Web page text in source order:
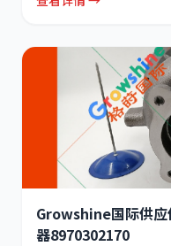
Growshine国际供应
器8970302170